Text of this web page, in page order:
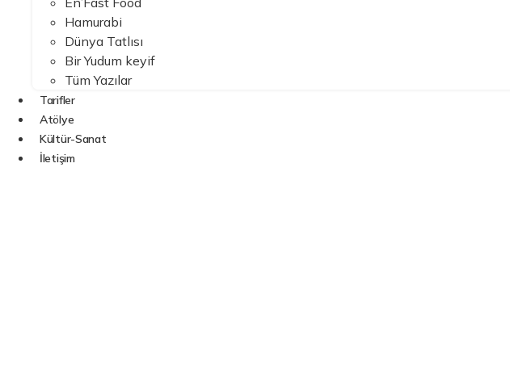
Hamurabi
Dünya Tatlısı
Bir Yudum keyif
Tüm Yazılar
Tarifler
Atölye
Kültür-Sanat
İletişim